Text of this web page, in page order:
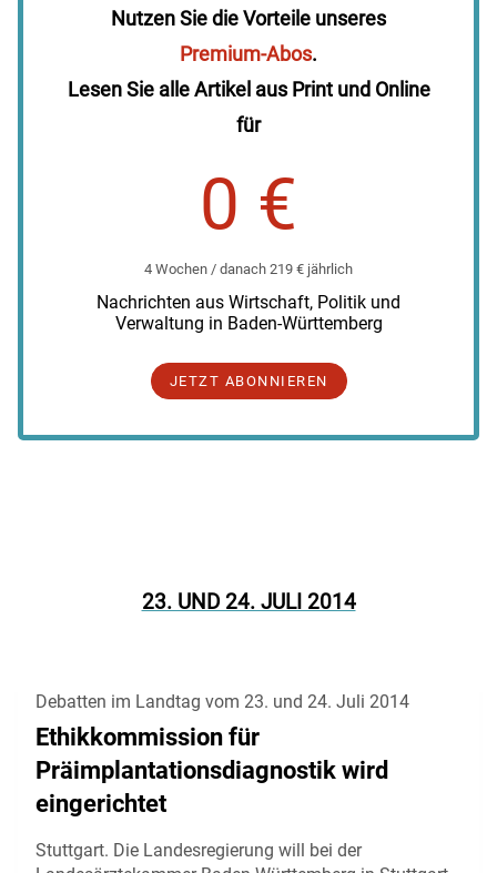
Nutzen Sie die Vorteile unseres
Premium-Abos.
Lesen Sie alle Artikel aus Print und Online
für
0 €
4 Wochen / danach 219 € jährlich
Nachrichten aus Wirtschaft, Politik und
Verwaltung in Baden-Württemberg
JETZT ABONNIEREN
23. UND 24. JULI 2014
Debatten im Landtag vom 23. und 24. Juli 2014
Ethikkommission für
Präimplantationsdiagnostik wird
eingerichtet
Stuttgart. Die Landesregierung will bei der